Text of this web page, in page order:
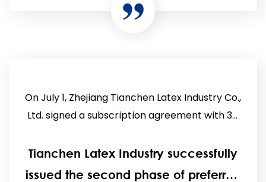
On July 1, Zhejiang Tianchen Latex Industry Co.,
Ltd. signed a subscription agreement with 34
phase of prefe...
Tianchen Latex Industry successfully
issued the second phase of preferred